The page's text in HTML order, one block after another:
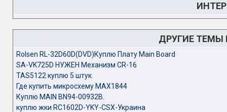
ДРУГИЕ ТЕМЫ
Rolsen RL-32D60D(DVD)Куплю Плату Main Board
SA-VK725D НУЖЕН Механизм CR-16
TAS5122 куплю 5 штук
Где купить микросхему MAX1844
Куплю MAIN BN94-00932B.
куплю жки RC1602D-YKY-CSX-Украина